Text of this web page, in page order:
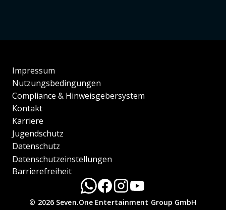
Impressum
Nutzungsbedingungen
Compliance & Hinweisgebersystem
Kontakt
Karriere
Jugendschutz
Datenschutz
Datenschutzeinstellungen
Barrierefreiheit
© 2026 Seven.One Entertainment Group GmbH